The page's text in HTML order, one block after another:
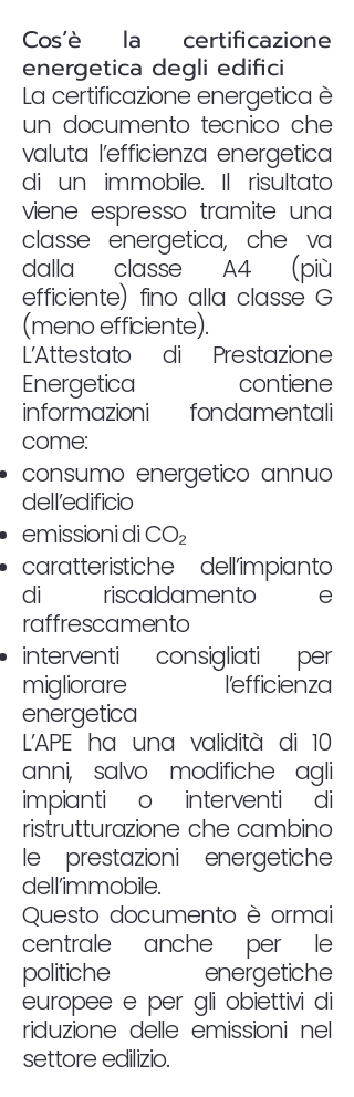
Cos’è la certificazione
energetica degli edifici
La certificazione energetica è
un documento tecnico che
valuta l’efficienza energetica
di un immobile. Il risultato
viene espresso tramite una
classe energetica, che va
dalla classe A4 (più
efficiente) fino alla classe G
(meno efficiente).
L’Attestato di Prestazione
Energetica contiene
informazioni fondamentali
come:
consumo energetico annuo
dell’edificio
emissioni di CO₂
caratteristiche dell’impianto
di riscaldamento e
raffrescamento
interventi consigliati per
migliorare l’efficienza
energetica
L’APE ha una validità di 10
anni, salvo modifiche agli
impianti o interventi di
ristrutturazione che cambino
le prestazioni energetiche
dell’immobile.
Questo documento è ormai
centrale anche per le
politiche energetiche
europee e per gli obiettivi di
riduzione delle emissioni nel
settore edilizio.